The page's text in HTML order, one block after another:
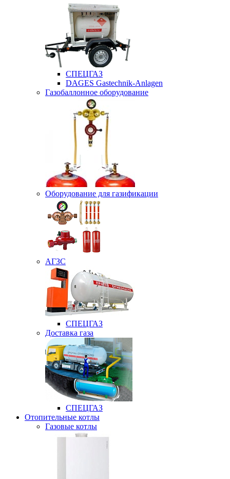
СПЕЦГАЗ
DAGES Gastechnik-Anlagen
Газобаллонное оборудование
Оборудование для газификации
АГЗС
СПЕЦГАЗ
Доставка газа
СПЕЦГАЗ
Отопительные котлы
Газовые котлы